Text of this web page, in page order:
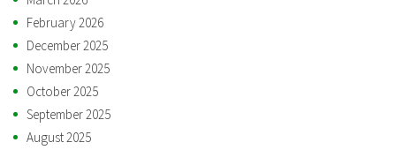
February 2026
December 2025
November 2025
October 2025
September 2025
August 2025